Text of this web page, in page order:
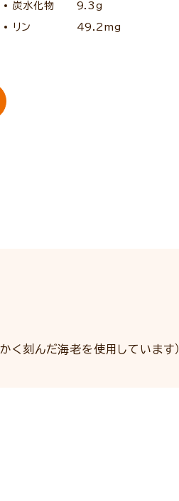
炭水化物 9.3g
リン 49.2mg
く刻んだ海老を使用しています）